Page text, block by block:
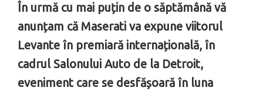
În urmă cu mai puțin de o săptămână vă
anunțam că Maserati va expune viitorul
Levante în premiară internațională, în
cadrul Salonului Auto de la Detroit,
eveniment care se desfășoară în luna